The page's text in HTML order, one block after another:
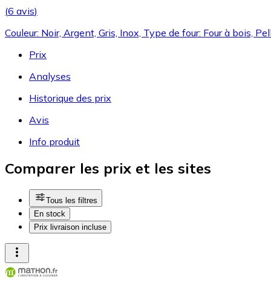
(6 avis)
Couleur: Noir, Argent, Gris, Inox, Type de four: Four à bois,
Prix
Analyses
Historique des prix
Avis
Info produit
Comparer les prix et les sites
Tous les filtres
En stock
Prix livraison incluse